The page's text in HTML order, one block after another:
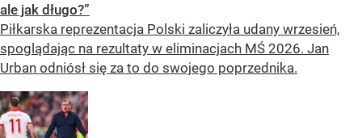
ale jak długo?”
Piłkarska reprezentacja Polski zaliczyła udany wrzesień,
spoglądając na rezultaty w eliminacjach MŚ 2026. Jan
Urban odniósł się za to do swojego poprzednika.